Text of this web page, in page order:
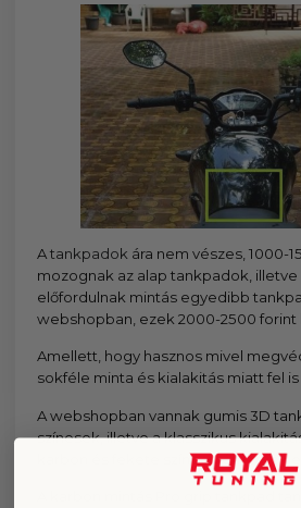
Atankpadok ára nem vészes, 1000-
mozognak az alap tankpadok, illetve
előfordulnak mintás egyedibb
webshopban, ezek 2000-2500 forint
Amellett, hogy hasznos mivel
sokféle minta és kialakitás miatt fel
A webshopban vannak gumis 3D
színesek, illetve a klasszikus
karbon és fekete színben érhetőek el